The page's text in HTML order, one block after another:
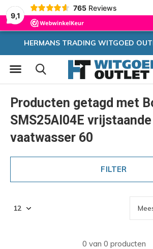
9,1
765 Reviews
OUTLET IN CUIJK
Producten getagd met
SMS25AI04E vrijstaande
vaatwasser 60
FILTER
0 van 0 producten